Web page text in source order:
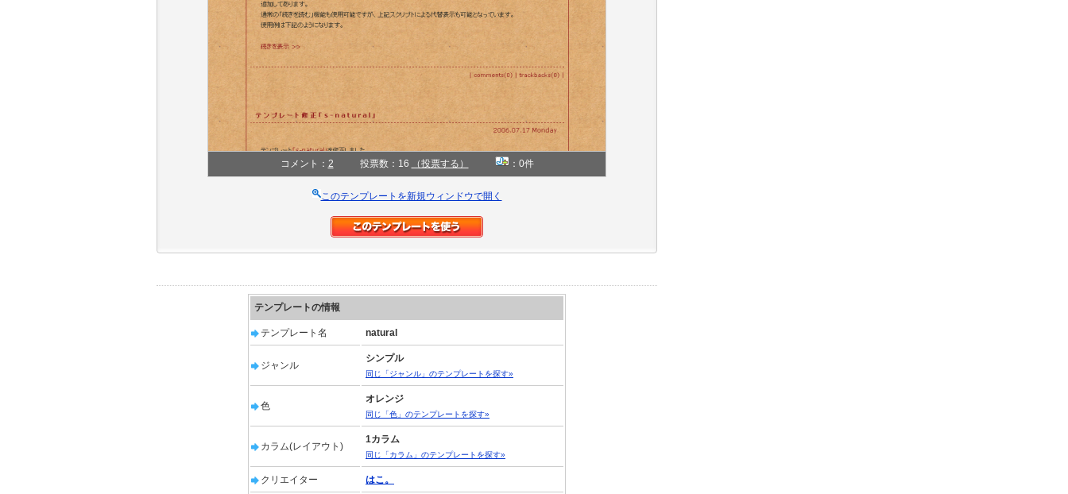
コメント： 2 投票数：16 （投票する） ：0件
このテンプレートを新規ウィンドウで開く
テンプレートの情報
テンプレート名 natural
ジャンル
シンプル
同じ「ジャンル」のテンプレートを探す»
色
オレンジ
同じ「色」のテンプレートを探す»
カラム(レイアウト)
1カラム
同じ「カラム」のテンプレートを探す»
クリエイター はこ。